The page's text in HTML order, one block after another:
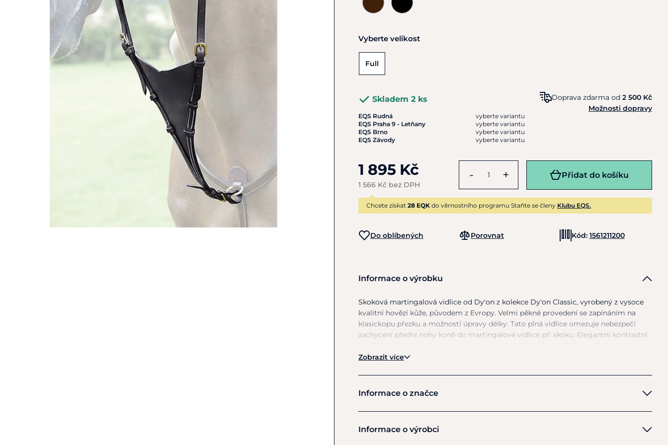
Vyberte velikost
Full
Skladem 2 ks
EQS Rudná
vyberte variantu
EQS Praha 9 - Letňany
vyberte variantu
EQS Brno
vyberte variantu
EQS Závody
vyberte variantu
Doprava zdarma od 2 500 Kč
Možnosti dopravy
1 895 Kč
1 566 Kč bez DPH
- + Přidat do košíku
Chcete získat 28 EQK do věrnostního programu Staňte se členy Klubu EQS.
Do oblíbených Porovnat Kód: 1561211200
Informace o výrobku
Skoková martingalová vidlice od Dy'on z kolekce Dy'on Classic, vyrobený z vysoce
kvalitní hovězí kůže, původem z Evropy. Velmi pěkné provedení se zapínáním na
klasickopu přezku a možností úpravy délky. Tato plná vidlice omezuje nebezpečí
zachycení přední nohy koně do martingalové vidlice při skoku. Elegantní kontrastní
Zobrazit více
Informace o značce
Dy'on
Informace o výrobci